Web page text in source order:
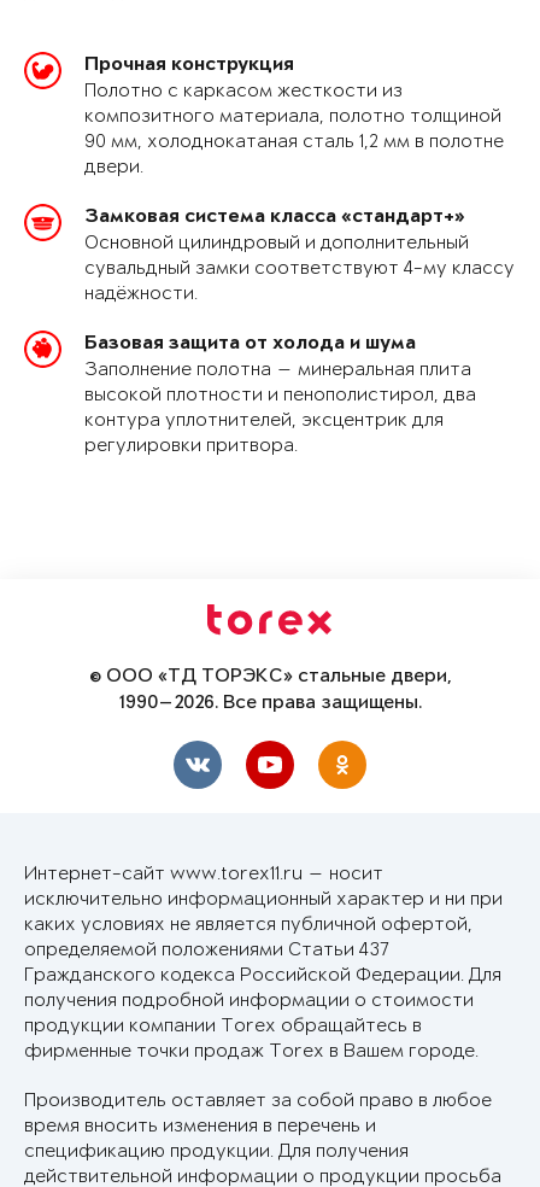
Прочная конструкция
Полотно с каркасом жесткости из
композитного материала, полотно толщиной
90 мм, холоднокатаная сталь 1,2 мм в полотне
двери.
Замковая система класса «стандарт+»
Основной цилиндровый и дополнительный
сувальдный замки соответствуют 4-му классу
надёжности.
Базовая защита от холода и шума
Заполнение полотна — минеральная плита
высокой плотности и пенополистирол, два
контура уплотнителей, эксцентрик для
регулировки притвора.
© ООО «ТД ТОРЭКС» стальные двери,
1990—2026. Все права защищены.
Интернет-сайт www.torex11.ru — носит
исключительно информационный характер и ни при
каких условиях не является публичной офертой,
определяемой положениями Статьи 437
Гражданского кодекса Российской Федерации. Для
получения подробной информации о стоимости
продукции компании Torex обращайтесь в
фирменные точки продаж Torex в Вашем городе.
Производитель оставляет за собой право в любое
время вносить изменения в перечень и
спецификацию продукции. Для получения
действительной информации о продукции просьба